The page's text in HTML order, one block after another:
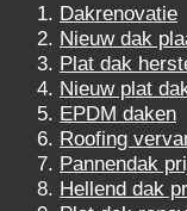
Dakrenovatie
Nieuw dak
Plat dak
Nieuw plat
EPDM daken
Roofing
Pannendak
Hellend dak